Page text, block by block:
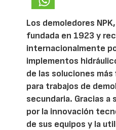
Los demoledores
fundada en 1923 y
internacionalmente
implementos
de las soluciones
para trabajos de
secundaria. Gracias
por la innovación
de sus equipos y la